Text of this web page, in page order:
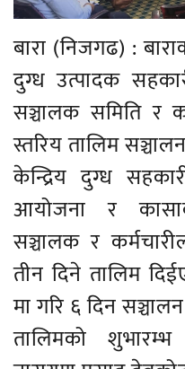
बारा (निजगढ) :
दुग्ध उत्पादक
सञ्चालक समिति र
स्तरिय तालिम
केन्द्रिय दुग्ध
आयोजना र
सञ्चालक र
तीन दिने तालिम
मा गरि ६ दिन
तालिमको